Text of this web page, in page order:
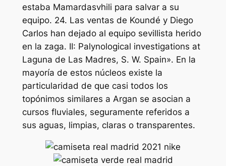
estaba Mamardasvhili para salvar a su
equipo. 24. Las ventas de Koundé y Diego
Carlos han dejado al equipo sevillista herido
en la zaga. II: Palynological investigations at
Laguna de Las Madres, S. W. Spain». En la
mayoría de estos núcleos existe la
particularidad de que casi todos los
topónimos similares a Argan se asocian a
cursos fluviales, seguramente referidos a
sus aguas, limpias, claras o transparentes.